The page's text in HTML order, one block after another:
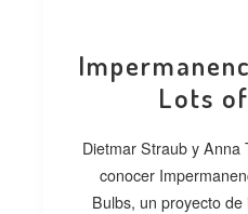
Lots
Dietmar Straub y Anna
conocer
Bulbs, un proyecto